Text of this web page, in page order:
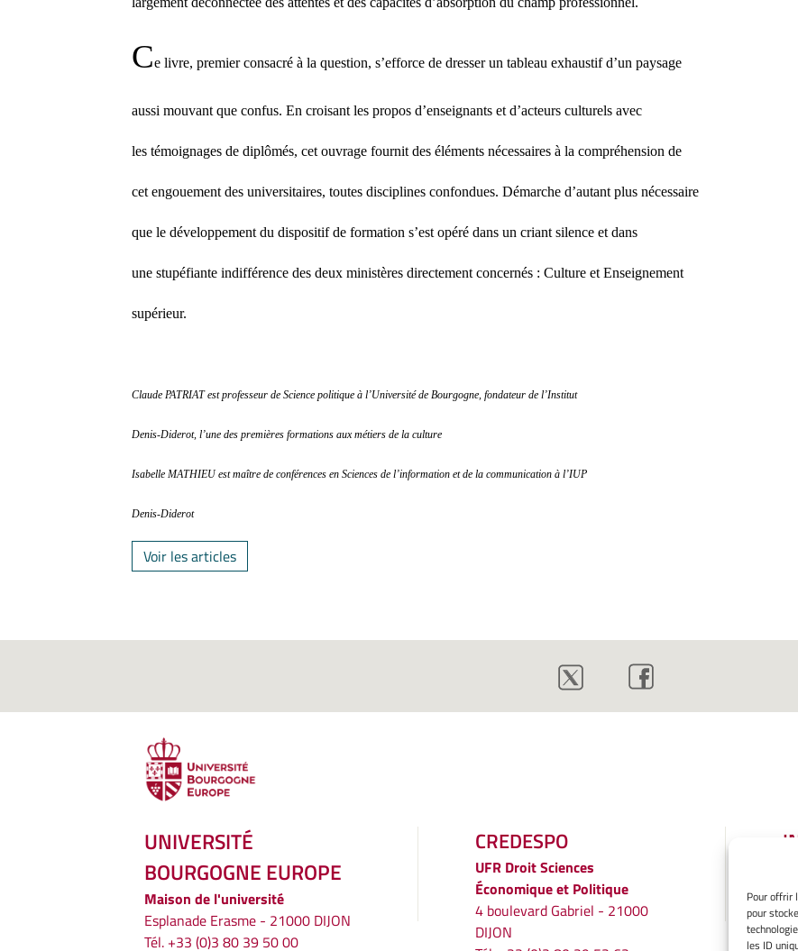
Pour offrir
pour
les ID
Ce livre, premier consacré à la question, s’efforce de dresser un tableau exhaustif d’un paysage
aussi mouvant que confus. En croisant les propos d’enseignants et d’acteurs culturels avec
les témoignages de diplômés, cet ouvrage fournit des éléments nécessaires à la compréhension de
cet engouement des universitaires, toutes disciplines confondues. Démarche d’autant plus nécessaire
que le développement du dispositif de formation s’est opéré dans un criant silence et dans
une stupéfiante indifférence des deux ministères directement concernés : Culture et Enseignement
supérieur.
Claude PATRIAT est professeur de Science politique à l’Université de Bourgogne, fondateur de l’Institut
Denis-Diderot, l’une des premières formations aux métiers de la culture
Isabelle MATHIEU est maître de conférences en Sciences de l’information et de la communication à l’IUP
Denis-Diderot
Voir les articles
UNIVERSITÉ
BOURGOGNE EUROPE
Maison de l'université
Esplanade Erasme - 21000 DIJON
Tél. +33 (0)3 80 39 50 00
CREDESPO
UFR Droit Sciences
Économique et Politique
4 boulevard Gabriel - 21000
DIJON